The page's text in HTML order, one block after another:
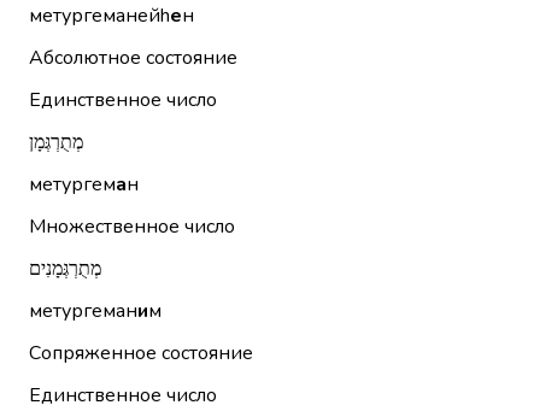
метургеманейhен
Абсолютное состояние
Единственное число
מְתֻרְגְּמָן
метургеман
Множественное число
מְתֻרְגְּמָנִים
метургеманим
Сопряженное состояние
Единственное число